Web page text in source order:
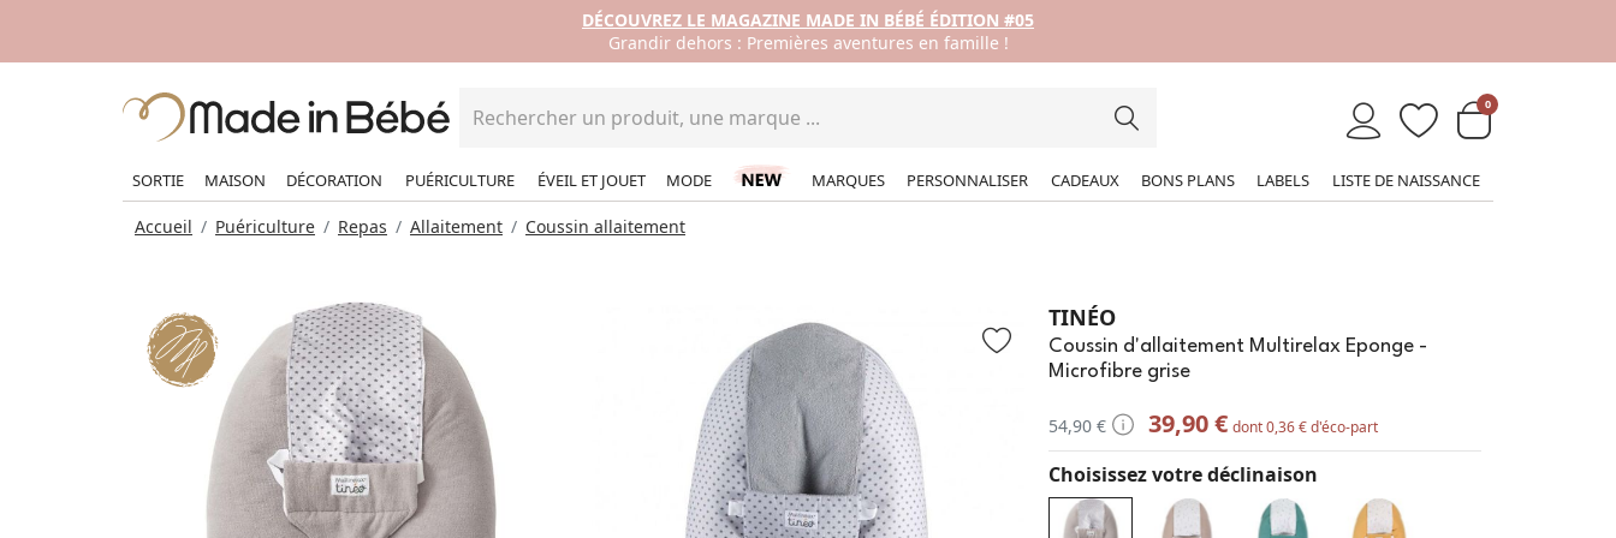
DÉCOUVREZ LE MAGAZINE MADE IN BÉBÉ ÉDITION #05
Grandir dehors : Premières aventures en famille !
0
SORTIE MAISON DÉCORATION PUÉRICULTURE ÉVEIL ET JOUET MODE MARQUES PERSONNALISER CADEAUX BONS PLANS LABELS LISTE DE NAISSANCE
Accueil Puériculture Repas Allaitement Coussin allaitement
TINÉO
Coussin d'allaitement Multirelax Eponge -
Microfibre grise
54,90 € 39,90 € dont 0,36 € d'éco-part
Choisissez votre déclinaison